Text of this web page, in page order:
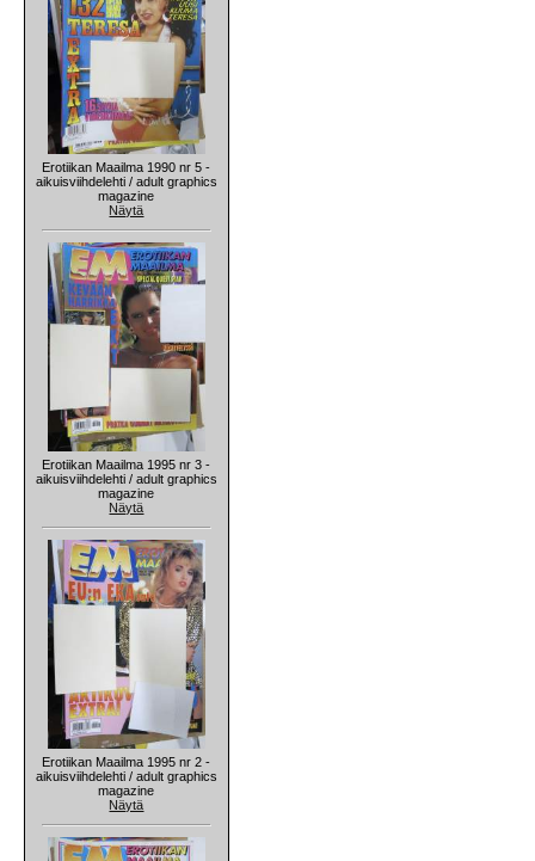
Erotiikan Maailma 1990 nr 5 -
aikuisviihdelehti / adult graphics
magazine
Näytä
Erotiikan Maailma 1995 nr 3 -
aikuisviihdelehti / adult graphics
magazine
Näytä
Erotiikan Maailma 1995 nr 2 -
aikuisviihdelehti / adult graphics
magazine
Näytä